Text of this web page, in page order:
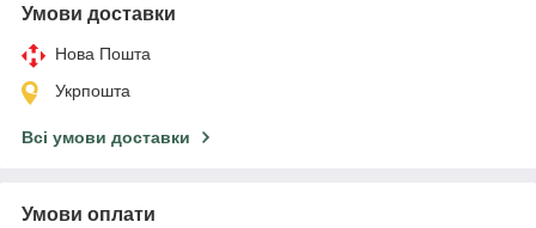
Умови доставки
Нова Пошта
Укрпошта
Всі умови доставки
Умови оплати